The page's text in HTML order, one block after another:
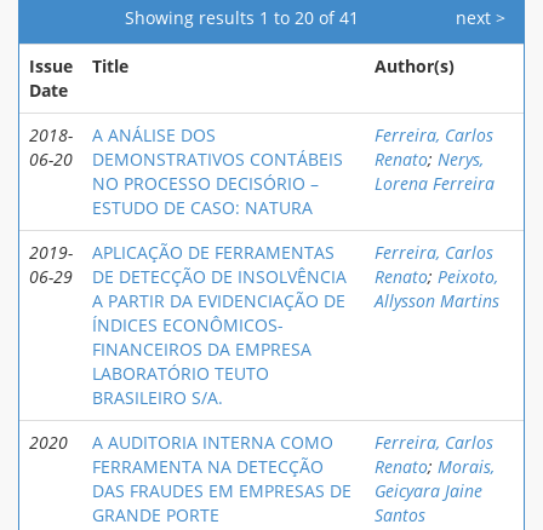
Showing results 1 to 20 of 41 next >
Issue
Date
Title Author(s)
2018-
06-20
A ANÁLISE DOS
DEMONSTRATIVOS CONTÁBEIS
NO PROCESSO DECISÓRIO –
ESTUDO DE CASO: NATURA
Ferreira, Carlos
Renato; Nerys,
Lorena Ferreira
2019-
06-29
APLICAÇÃO DE FERRAMENTAS
DE DETECÇÃO DE INSOLVÊNCIA
A PARTIR DA EVIDENCIAÇÃO DE
ÍNDICES ECONÔMICOS-
FINANCEIROS DA EMPRESA
LABORATÓRIO TEUTO
BRASILEIRO S/A.
Ferreira, Carlos
Renato; Peixoto,
Allysson Martins
2020
A AUDITORIA INTERNA COMO
FERRAMENTA NA DETECÇÃO
DAS FRAUDES EM EMPRESAS DE
GRANDE PORTE
Ferreira, Carlos
Renato; Morais,
Geicyara Jaine
Santos